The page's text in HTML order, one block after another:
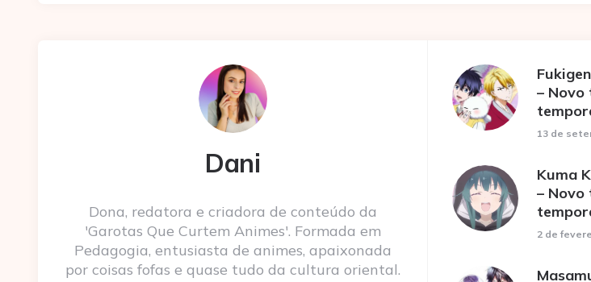
Dani
Dona, redatora e criadora de conteúdo da
'Garotas Que Curtem Animes'. Formada em
Pedagogia, entusiasta de animes, apaixonada
por coisas fofas e quase tudo da cultura oriental.
– Novo
13 de
Kuma
– Novo
2 de